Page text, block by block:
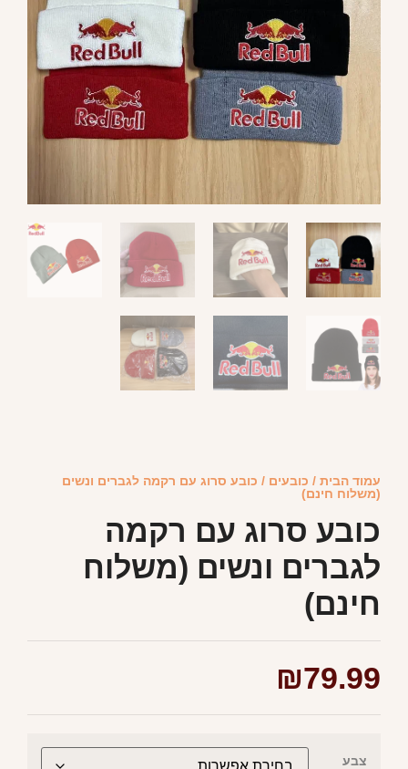
עמוד הבית / כובעים / כובע סרוג עם רקמה לגברים ונשים
(משלוח חינם)
כובע סרוג עם רקמה
לגברים ונשים (משלוח
חינם)
₪79.99
צבע